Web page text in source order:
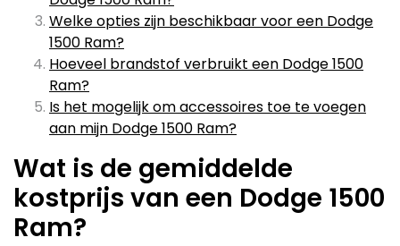
Welke opties zijn beschikbaar voor een Dodge
1500 Ram?
Hoeveel brandstof verbruikt een Dodge 1500
Ram?
Is het mogelijk om accessoires toe te voegen
aan mijn Dodge 1500 Ram?
Wat is de gemiddelde
kostprijs van een Dodge 1500
Ram?